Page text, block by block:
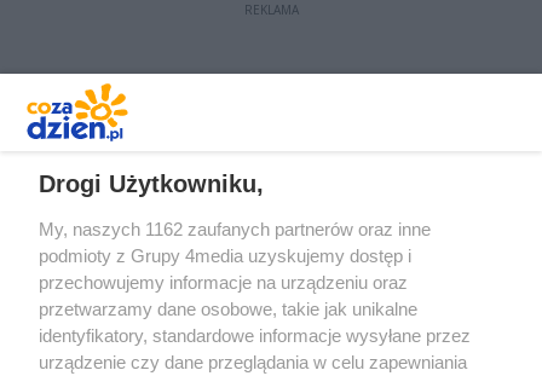
REKLAMA
Drogi Użytkowniku,
My, naszych 1162 zaufanych partnerów oraz inne
podmioty z Grupy 4media uzyskujemy dostęp i
przechowujemy informacje na urządzeniu oraz
przetwarzamy dane osobowe, takie jak unikalne
identyfikatory, standardowe informacje wysyłane przez
urządzenie czy dane przeglądania w celu zapewniania